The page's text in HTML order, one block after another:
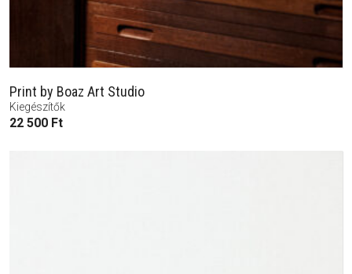
Print by Boaz Art Studio
Kiegészítők
22 500 Ft